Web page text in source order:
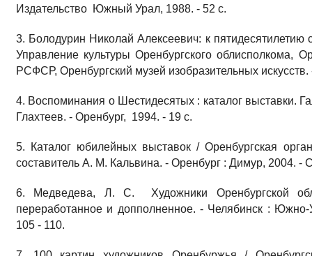
Издательство Южный Урал, 1988. - 52 с.
3. Болодурин Николай Алексеевич: к
Управление культуры Оренбургского облисполкома,
РСФСР, Оренбургский музей изобразительных искусств.
4. Воспоминания о Шестидесятых : каталог выставки.
Глахтеев. - Оренбург, 1994. - 19 с.
5. Каталог юбилейных выставок / Оренбургская
составитель А. М. Кальвина. - Оренбург : Димур, 2004. -
6. Медведева, Л. С. Художники Оренбургской
переработанное и допполненное. - Челябинск : Южно-
105 - 110.